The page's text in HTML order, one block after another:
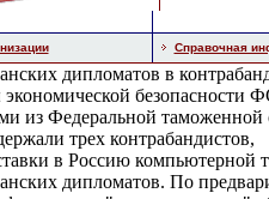
Справочная
дипломатов в
безопасности
из Федеральной
трех контрабандистов,
в Россию компьютерной
дипломатов. По